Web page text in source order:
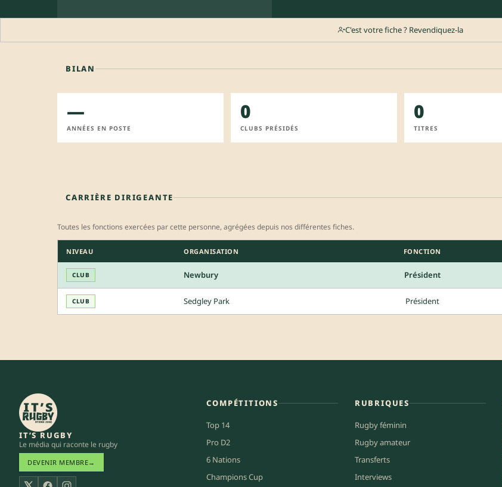
C'est votre fiche ? Revendiquez-la
BILAN
—
ANNÉES EN POSTE
0
CLUBS PRÉSIDÉS
0
TITRES
CARRIÈRE DIRIGEANTE
Toutes les fonctions exercées par cette personne, agrégées depuis nos différentes fiches.
NIVEAU ORGANISATION FONCTION
CLUB Newbury Président
CLUB Sedgley Park Président
IT’S RUGBY
Le média qui raconte le rugby
DEVENIR MEMBRE→
COMPÉTITIONS
Top 14
Pro D2
6 Nations
Champions Cup
RUBRIQUES
Rugby féminin
Rugby amateur
Transferts
Interviews